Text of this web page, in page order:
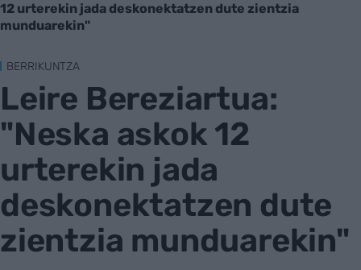
12 urterekin jada deskonektatzen dute zientzia
munduarekin"
BERRIKUNTZA
Leire Bereziartua:
"Neska askok 12
urterekin jada
deskonektatzen dute
zientzia munduarekin"